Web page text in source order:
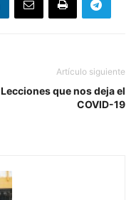
Artículo siguiente
Lecciones que nos deja el
COVID-19